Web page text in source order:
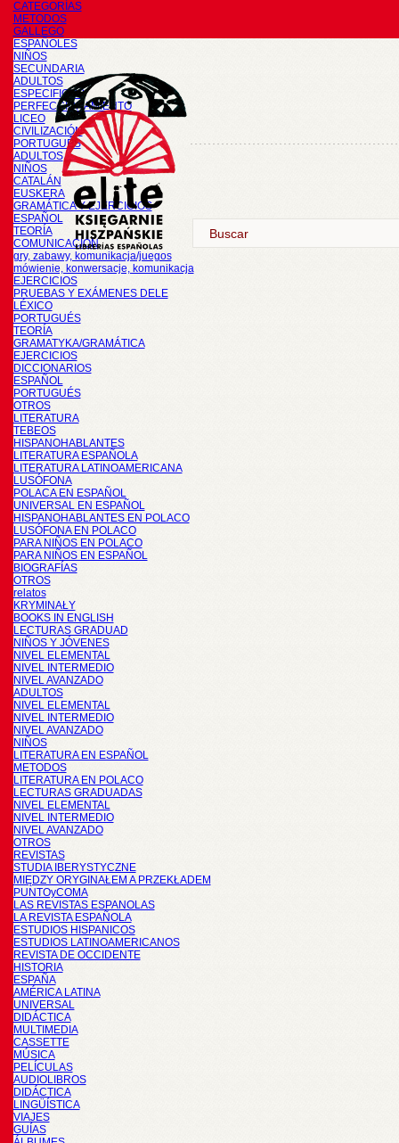
CATEGORÍAS
METODOS
GALLEGO
ESPAÑOLES
NIÑOS
SECUNDARIA
ADULTOS
ESPECIFICOS
PERFECCIONAMIENTO
LICEO
CIVILIZACIÓN
PORTUGUÉS
ADULTOS
NIÑOS
CATALÁN
EUSKERA
GRAMÁTICA Y EJERCICIOS
ESPAÑOL
TEORÍA
COMUNICACIÓN
gry, zabawy, komunikacja/juegos
mówienie, konwersacje, komunikacja
EJERCICIOS
PRUEBAS Y EXÁMENES DELE
LÉXICO
PORTUGUÉS
TEORÍA
GRAMATYKA/GRAMÁTICA
EJERCICIOS
DICCIONARIOS
ESPAÑOL
PORTUGUÉS
OTROS
LITERATURA
TEBEOS
HISPANOHABLANTES
LITERATURA ESPAÑOLA
LITERATURA LATINOAMERICANA
LUSÓFONA
POLACA EN ESPAÑOL
UNIVERSAL EN ESPAÑOL
HISPANOHABLANTES EN POLACO
LUSÓFONA EN POLACO
PARA NIÑOS EN POLACO
PARA NIÑOS EN ESPAÑOL
BIOGRAFÍAS
OTROS
relatos
KRYMINAŁY
BOOKS IN ENGLISH
LECTURAS GRADUAD
NIÑOS Y JÓVENES
NIVEL ELEMENTAL
NIVEL INTERMEDIO
NIVEL AVANZADO
ADULTOS
NIVEL ELEMENTAL
NIVEL INTERMEDIO
NIVEL AVANZADO
NIÑOS
LITERATURA EN ESPAÑOL
METODOS
LITERATURA EN POLACO
LECTURAS GRADUADAS
NIVEL ELEMENTAL
NIVEL INTERMEDIO
NIVEL AVANZADO
OTROS
REVISTAS
STUDIA IBERYSTYCZNE
MIĘDZY ORYGINAŁEM A PRZEKŁADEM
PUNTOyCOMA
LAS REVISTAS ESPANOLAS
LA REVISTA ESPAÑOLA
ESTUDIOS HISPANICOS
ESTUDIOS LATINOAMERICANOS
REVISTA DE OCCIDENTE
HISTORIA
ESPAÑA
AMÉRICA LATINA
UNIVERSAL
DIDÁCTICA
MULTIMEDIA
CASSETTE
MÚSICA
PELÍCULAS
AUDIOLIBROS
DIDÁCTICA
LINGÜÍSTICA
VIAJES
GUÍAS